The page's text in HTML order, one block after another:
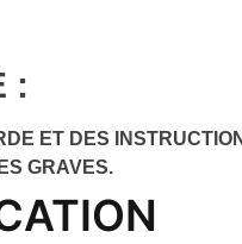
:
ET DES
GRAVES.